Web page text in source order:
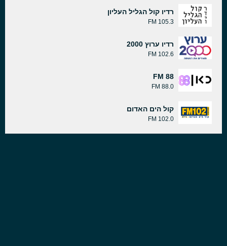
רדיו קול הגליל העליון
105.3 FM
רדיו ערוץ 2000
102.6 FM
88 FM
88.0 FM
קול הים האדום
102.0 FM